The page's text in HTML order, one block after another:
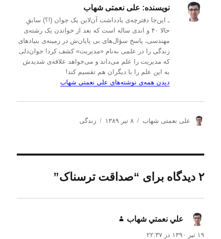
نویسنده: علی نعمتی شهاب
ـ این‌جا دفترچه‌ی یادداشت‌ آن‌لاین یک جوان (!؟) سابقِ
حالا ۴۰ و اندی ساله است که بعد از خواندن یک رشته‌ی
مهندسی، پاسخ سؤال‌های بی پایان‌ش در زمینه‌ی بنیادهای
زندگی را در علمی به‌نام «مدیریت» کشف کرد! جوان‌دلی
که مدیریت را علم می‌داند و می‌خواهد علاقه‌ی شدیدش
به این علم را با دیگران هم تقسیم کند!
دیدن همه‌ی نوشته‌های علی نعمتی شهاب
ن
ه
علی نعمتی شهاب
ا
د
۸ تیر ۱۳۸۹
دزندگی
۲ دیدگاه برای “صداقت ترسناک”
علي نعمتي شهاب
۱۹ تیر ۱۳۹۰ در ۲۲:۳۷